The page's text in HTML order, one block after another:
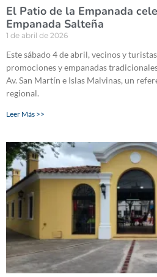
El Patio de la Empanada
Empanada Salteña
1 de abril de 2026
Este sábado 4 de abril, vecinos y
promociones y empanadas
Av. San Martín e Islas Malvinas, un
regional.
Leer Más >>